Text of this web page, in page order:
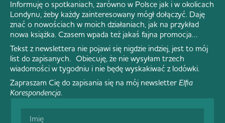
Informuję o spotkaniach, zarówno w Polsce jak i w okolicach
Londynu, żeby każdy zainteresowany mógł dołączyć. Daję
znać o nowościach w moich działaniach, jak na przykład
nowa książka. Czasem wpada też jakaś fajna promocja…
Tekst z newslettera nie pojawi się nigdzie indziej, jest to mój
list do zapisanych. Obiecuję, że nie wysyłam trzech
wiadomości w tygodniu i nie będę wyskakiwać z lodówki.
Zapraszam Cię do zapisania się na mój newsletter Elfia
Korespondencja.